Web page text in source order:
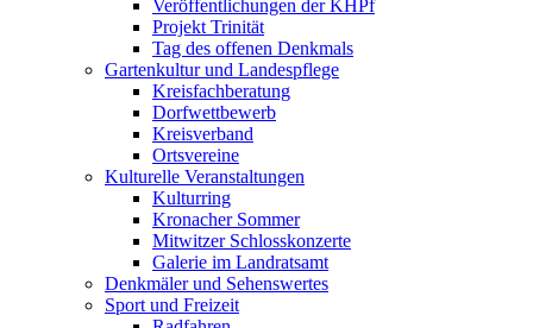
Veröffentlichungen der KHPf
Projekt Trinität
Tag des offenen Denkmals
Gartenkultur und Landespflege
Kreisfachberatung
Dorfwettbewerb
Kreisverband
Ortsvereine
Kulturelle Veranstaltungen
Kulturring
Kronacher Sommer
Mitwitzer Schlosskonzerte
Galerie im Landratsamt
Denkmäler und Sehenswertes
Sport und Freizeit